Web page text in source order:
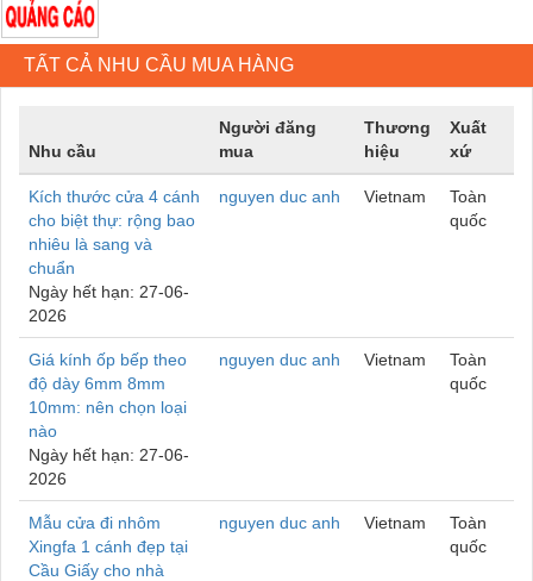
TẤT CẢ NHU CẦU MUA HÀNG
Nhu cầu
Người đăng
mua
Thương
hiệu
Xuất
xứ
Kích thước cửa 4 cánh
cho biệt thự: rộng bao
nhiêu là sang và
chuẩn
Ngày hết hạn: 27-06-
2026
nguyen duc anh Vietnam
Toàn
quốc
Giá kính ốp bếp theo
độ dày 6mm 8mm
10mm: nên chọn loại
nào
Ngày hết hạn: 27-06-
2026
nguyen duc anh Vietnam
Toàn
quốc
Mẫu cửa đi nhôm
Xingfa 1 cánh đẹp tại
Cầu Giấy cho nhà
nguyen duc anh Vietnam
Toàn
quốc